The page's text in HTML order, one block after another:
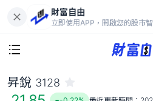
財富自由
立即使用APP，開啟您的股市智
21.85
-0.22%
昇銳 3128